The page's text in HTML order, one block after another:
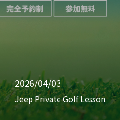
2026/04/03
Jeep Private Golf Lesson